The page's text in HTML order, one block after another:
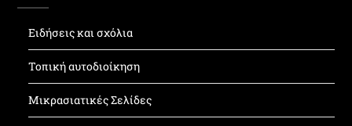
Ειδήσεις και σχόλια
Τοπική αυτοδιοίκηση
Μικρασιατικές Σελίδες